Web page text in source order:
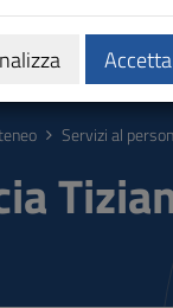
Ricerca
Servizi al